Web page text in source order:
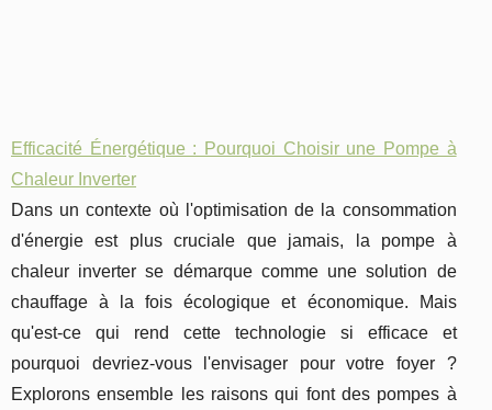
Efficacité Énergétique : Pourquoi Choisir une Pompe à
Chaleur Inverter
Dans un contexte où l'optimisation de la consommation
d'énergie est plus cruciale que jamais, la pompe à
chaleur inverter se démarque comme une solution de
chauffage à la fois écologique et économique. Mais
qu'est-ce qui rend cette technologie si efficace et
pourquoi devriez-vous l'envisager pour votre foyer ?
Explorons ensemble les raisons qui font des pompes à